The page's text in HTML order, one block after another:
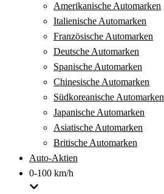
Amerikanische Automarken
Italienische Automarken
Französische Automarken
Deutsche Automarken
Spanische Automarken
Chinesische Automarken
Südkoreanische Automarken
Japanische Automarken
Asiatische Automarken
Britische Automarken
Auto-Aktien
0-100 km/h